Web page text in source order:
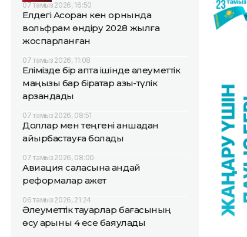
07 тамыз 2026, 16:50
Елдегі Ақсоран кен орнында
вольфрам өндіру 2028 жылға
жоспарланған
07 тамыз 2026, 11:08
Елімізде бір апта ішінде әлеуметтік
маңызы бар бірқатар азық-түлік
арзандады
07 тамыз 2026, 08:51
Доллар мен теңгені қаншадан
айырбастауға болады
07 тамыз 2026, 08:00
Авиация саласына қандай
реформалар қажет
06 тамыз 2026, 21:24
Әлеуметтік тауарлар бағасының
өсу қарқыны 4 есе баяулады